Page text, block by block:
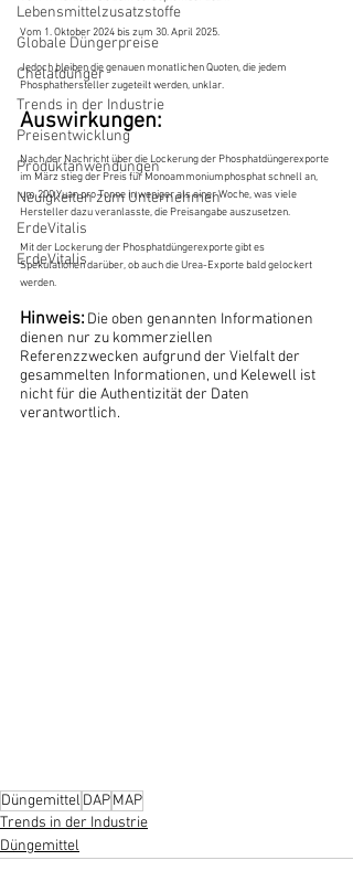
Lebensmittelzusatzstoffe
Globale Düngerpreise
Chelatdünger
Trends in der Industrie
Preisentwicklung
Produktanwendungen
Neuigkeiten zum Unternehmen
ErdeVitalis
ErdeVitalis
Vom 1. Oktober 2024 bis zum 30. April 2025.
Jedoch bleiben die genauen monatlichen Quoten, die jedem
Phosphathersteller zugeteilt werden, unklar.
Auswirkungen:
Nach der Nachricht über die Lockerung der Phosphatdüngerexporte
im März stieg der Preis für Monoammoniumphosphat schnell an,
um 200 Yuan pro Tonne in weniger als einer Woche, was viele
Hersteller dazu veranlasste, die Preisangabe auszusetzen.
Mit der Lockerung der Phosphatdüngerexporte gibt es
Spekulationen darüber, ob auch die Urea-Exporte bald gelockert
werden.
Hinweis: Die oben genannten Informationen
dienen nur zu kommerziellen
Referenzzwecken aufgrund der Vielfalt der
gesammelten Informationen, und Kelewell ist
nicht für die Authentizität der Daten
verantwortlich.
Düngemittel DAPMAP
Trends in der Industrie
Düngemittel